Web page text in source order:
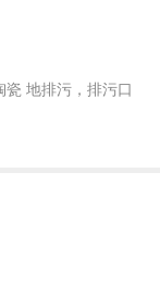
地排污，排污口